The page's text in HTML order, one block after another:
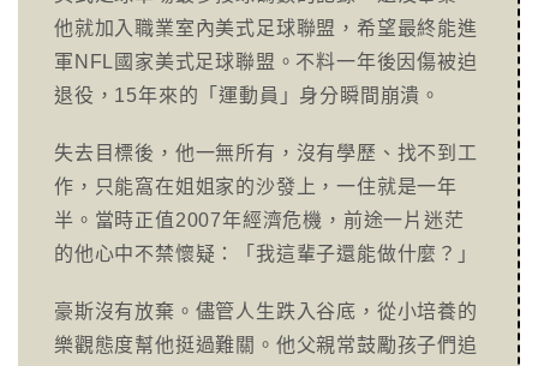
他就加入職業室內美式足球聯盟，希望最終能進
軍NFL國家美式足球聯盟。不料一年後因傷被迫
退役，15年來的「運動員」身分瞬間崩潰。
失去目標後，他一無所有，沒有學歷、找不到工
作，只能窩在姐姐家的沙發上，一住就是一年
半。當時正值2007年經濟危機，前途一片迷茫
的他心中不禁懷疑：「我這輩子還能做什麼？」
豪斯沒有放棄。儘管人生跌入谷底，從小培養的
樂觀態度幫他挺過難關。他父親常鼓勵孩子們追